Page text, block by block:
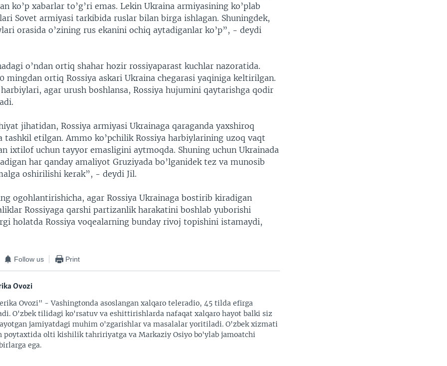
ko’p xabarlar to’g’ri emas. Lekin Ukraina armiyasining ko’plab
Sovet armiyasi tarkibida ruslar bilan birga ishlagan. Shuningdek,
orasida o’zining rus ekanini ochiq aytadiganlar ko’p”, - deydi
o’ndan ortiq shahar hozir rossiyaparast kuchlar nazoratida.
mingdan ortiq Rossiya askari Ukraina chegarasi yaqiniga keltirilgan.
agar urush boshlansa, Rossiya hujumini qaytarishga qodir
jihatidan, Rossiya armiyasi Ukrainaga qaraganda yaxshiroq
tashkil etilgan. Ammo ko’pchilik Rossiya harbiylarining uzoq vaqt
ixtilof uchun tayyor emasligini aytmoqda. Shuning uchun Ukrainada
har qanday amaliyot Gruziyada bo’lganidek tez va munosib
oshirilishi kerak”, - deydi Jil.
ogohlantirishicha, agar Rossiya Ukrainaga bostirib kiradigan
Rossiyaga qarshi partizanlik harakatini boshlab yuborishi
holatda Rossiya voqealarning bunday rivoj topishini istamaydi,
Follow us Print
Ovozi
Ovozi" - Vashingtonda asoslangan xalqaro teleradio, 45 tilda efirga
O'zbek tilidagi ko'rsatuv va eshittirishlarda nafaqat xalqaro hayot balki siz
jamiyatdagi muhim o'zgarishlar va masalalar yoritiladi. O'zbek xizmati
poytaxtida olti kishilik tahririyatga va Markaziy Osiyo bo'ylab jamoatchi
ega.